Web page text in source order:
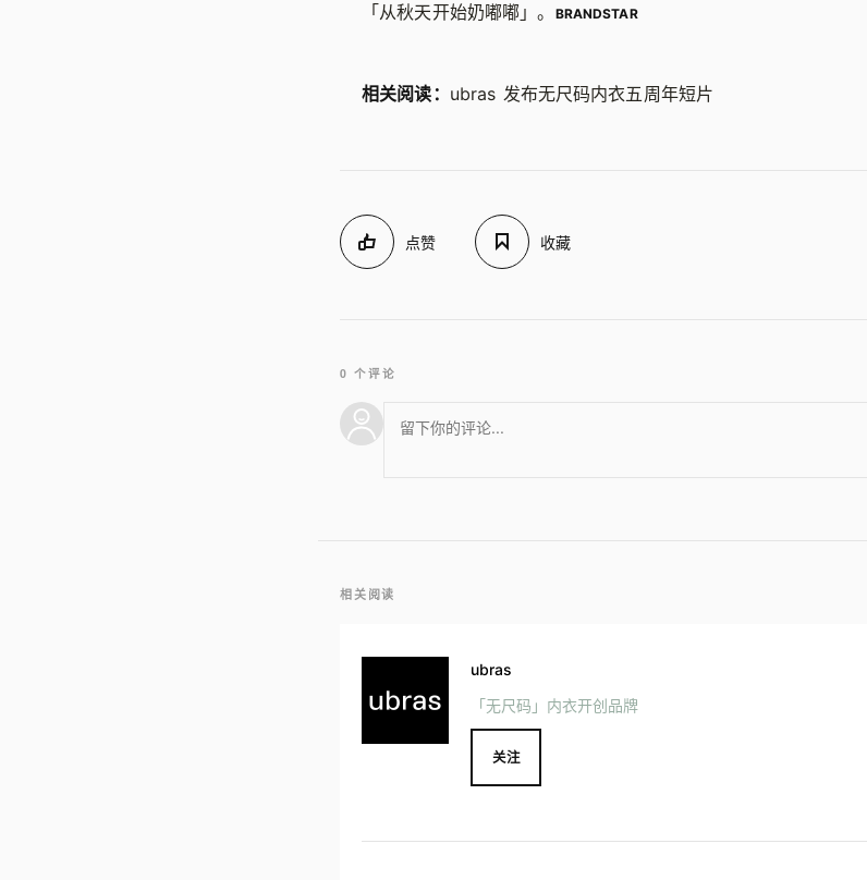
「从秋天开始奶嘟嘟」。
BRANDSTAR
相关阅读： ubras 发布无尺码内衣五周年短片
点赞 收藏
0 个评论
相关阅读
ubras
「无尺码」内衣开创品牌
关注